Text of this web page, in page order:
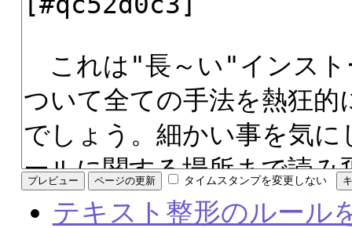
タイムスタンプを変更しない
テキスト整形のルール